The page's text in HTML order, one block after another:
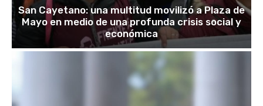
San Cayetano: una multitud movilizó a Plaza de
Mayo en medio de una profunda crisis social y
económica